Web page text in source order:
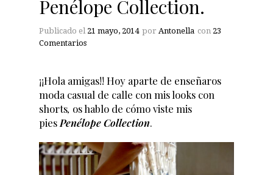
Penélope Collection.
Publicado el 21 mayo, 2014 por Antonella con 23
Comentarios
¡¡Hola amigas!! Hoy aparte de enseñaros
moda casual de calle con mis looks con
shorts, os hablo de cómo viste mis
piesPenélope Collection.